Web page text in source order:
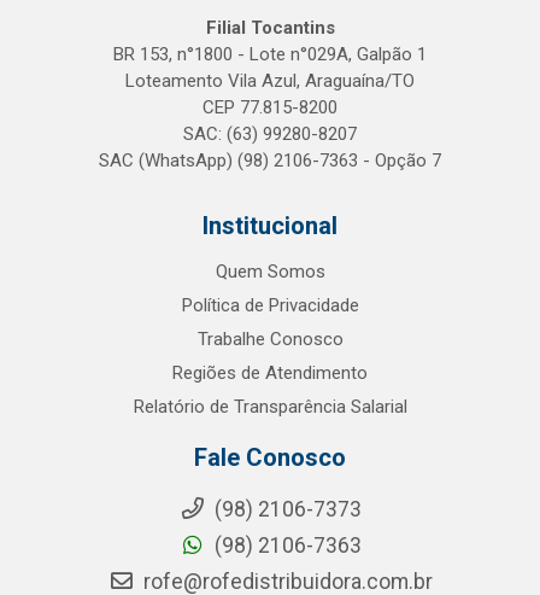
Filial Tocantins
BR 153, n°1800 - Lote n°029A, Galpão 1
Loteamento Vila Azul, Araguaína/TO
CEP 77.815-8200
SAC: (63) 99280-8207
SAC (WhatsApp) (98) 2106-7363 - Opção 7
Institucional
Quem Somos
Política de Privacidade
Trabalhe Conosco
Regiões de Atendimento
Relatório de Transparência Salarial
Fale Conosco
(98) 2106-7373
(98) 2106-7363
rofe@rofedistribuidora.com.br